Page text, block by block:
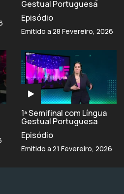
Gestual Portuguesa
Episódio
Emitido a 28 Fevereiro, 2026
1ª Semifinal com Língua
Gestual Portuguesa
Episódio
Emitido a 21 Fevereiro, 2026